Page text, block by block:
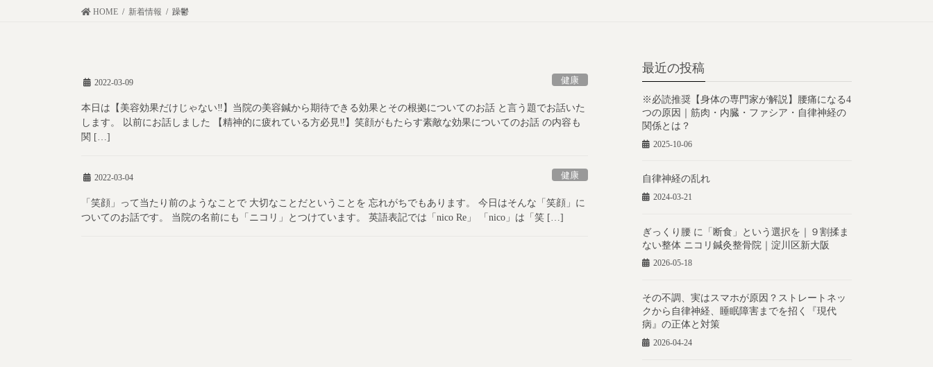
HOME 新着情報 躁鬱
2022-03-09 健康
本日は【美容効果だけじゃない‼︎】当院の美容鍼から期待できる効果とその根拠についてのお話 と言う題でお話いた
します。 以前にお話しました 【精神的に疲れている方必見‼︎】笑顔がもたらす素敵な効果についてのお話 の内容も
関 […]
2022-03-04 健康
「笑顔」って当たり前のようなことで 大切なことだということを 忘れがちでもあります。 今日はそんな「笑顔」に
ついてのお話です。 当院の名前にも「ニコリ」とつけています。 英語表記では「nico Re」 「nico」は「笑 […]
最近の投稿
※必読推奨【身体の専門家が解説】腰痛になる4
つの原因｜筋肉・内臓・ファシア・自律神経の
関係とは？
2025-10-06
自律神経の乱れ
2024-03-21
ぎっくり腰 に「断食」という選択を｜９割揉ま
ない整体 ニコリ鍼灸整骨院｜淀川区新大阪
2026-05-18
その不調、実はスマホが原因？ストレートネッ
クから自律神経、睡眠障害までを招く『現代
病』の正体と対策
2026-04-24